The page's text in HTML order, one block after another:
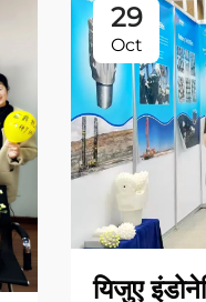
29
Oct
यिजुए